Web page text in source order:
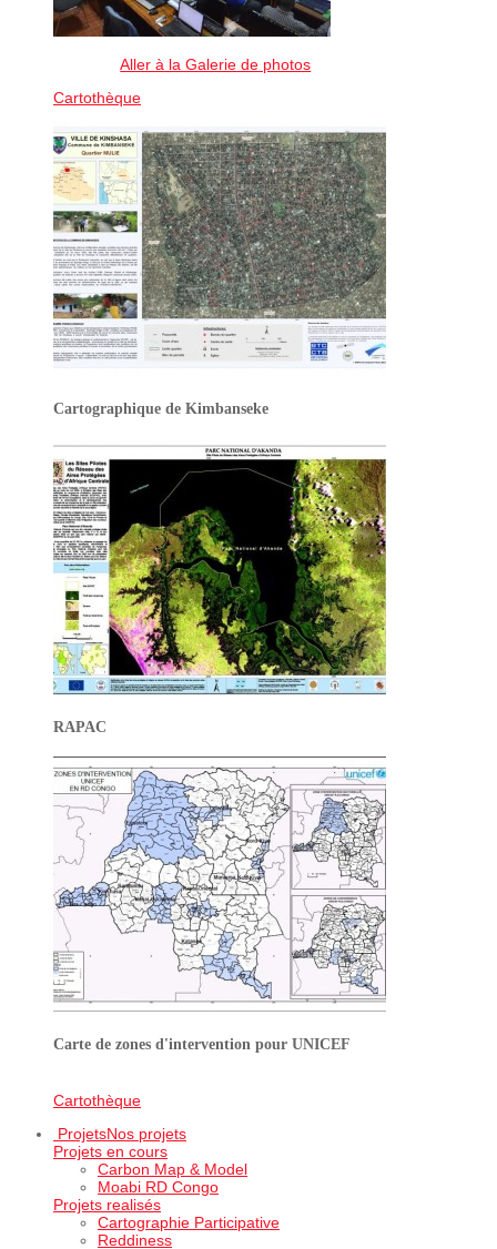
Aller à la Galerie de photos
Cartothèque
Cartographique de Kimbanseke
RAPAC
Carte de zones d'intervention pour UNICEF
Cartothèque
ProjetsNos projets
Projets en cours
Carbon Map & Model
Moabi RD Congo
Projets realisés
Cartographie Participative
Reddiness